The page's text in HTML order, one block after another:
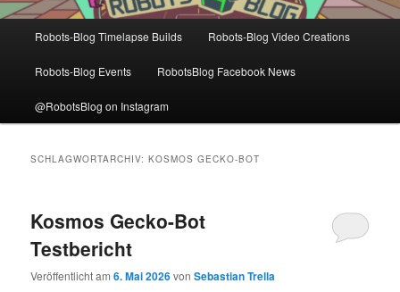
Robots-Blog Timelapse Builds Robots-Blog Video Creations
Robots-Blog Events RobotsBlog Facebook News
@RobotsBlog on Instagram
SCHLAGWORTARCHIV:KOSMOS GECKO-BOT
Kosmos Gecko-Bot
Testbericht
Veröffentlicht am6. Mai 2026vonSebastian Trella